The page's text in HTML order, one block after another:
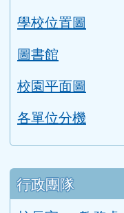
學校位置圖
圖書館
校園平面圖
各單位分機
行政團隊